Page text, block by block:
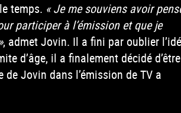
temps. « Je me souviens avoir
participer à l’émission et que je
, admet Jovin. Il a fini par oublier
d’âge, il a finalement décidé d’être
Jovin dans l’émission de TV a